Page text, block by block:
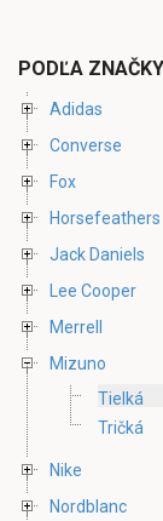
PODĽA ZNAČKY
Adidas
Converse
Fox
Horsefeathers
Jack Daniels
Lee Cooper
Merrell
Mizuno
Tielká
Tričká
Nike
Nordblanc